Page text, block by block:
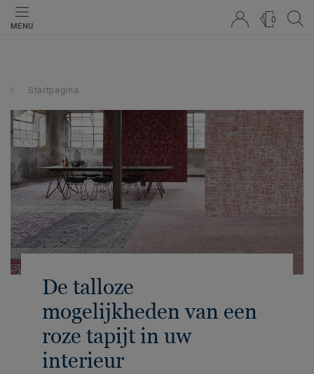
MENU
0
Startpagina
De talloze
mogelijkheden van een
roze tapijt in uw
interieur